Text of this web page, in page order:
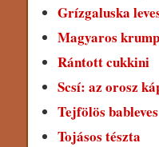
Grízgaluska
Magyaros
Rántott cukkini
Scsí: az orosz
Tejfölös bableves
Tojásos tészta